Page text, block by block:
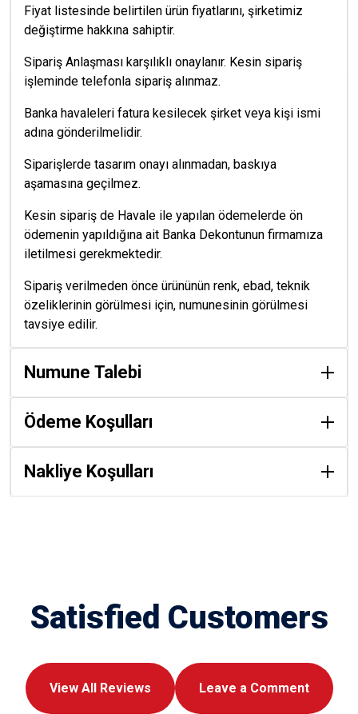
Fiyat listesinde belirtilen ürün fiyatlarını, şirketimiz
değiştirme hakkına sahiptir.
Sipariş Anlaşması karşılıklı onaylanır. Kesin sipariş
işleminde telefonla sipariş alınmaz.
Banka havaleleri fatura kesilecek şirket veya kişi ismi
adına gönderilmelidir.
Siparişlerde tasarım onayı alınmadan, baskıya
aşamasına geçilmez.
Kesin sipariş de Havale ile yapılan ödemelerde ön
ödemenin yapıldığına ait Banka Dekontunun firmamıza
iletilmesi gerekmektedir.
Sipariş verilmeden önce ürününün renk, ebad, teknik
özeliklerinin görülmesi için, numunesinin görülmesi
tavsiye edilir.
Numune Talebi
Ödeme Koşulları
Nakliye Koşulları
Satisfied Customers
View All Reviews Leave a Comment